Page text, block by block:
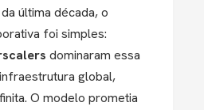
última década, o
foi simples:
dominaram essa
global,
O modelo prometia